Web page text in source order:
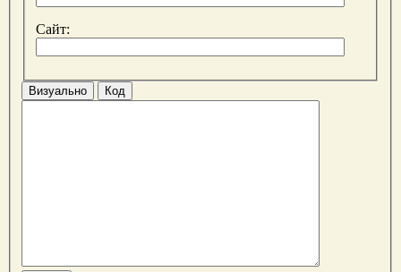
Сайт:
Визуально Код